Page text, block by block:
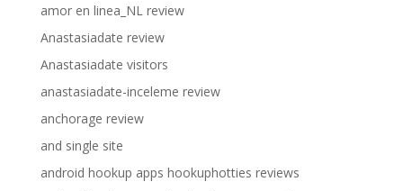
amor en linea_NL review
Anastasiadate review
Anastasiadate visitors
anastasiadate-inceleme review
anchorage review
and single site
android hookup apps hookuphotties reviews